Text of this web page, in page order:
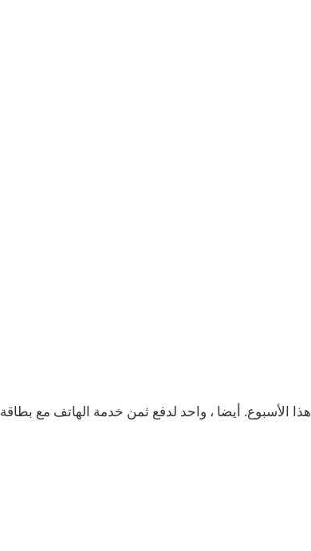
هناك ميزة جديدة تنتظر حاملي بطاقات Apple هذا الأسبوع. أيضا ، واحد لدفع ثمن خدمة الهاتف مع بطاقة